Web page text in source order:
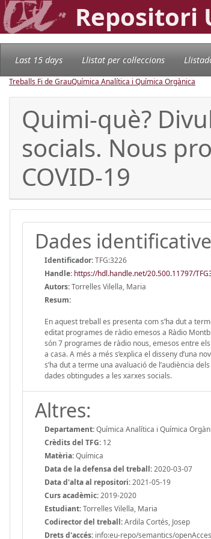
Repositori
Last 15 days Llistat per col·leccions
Treballs Fi de GrauQuímica Analítica i Química Orgànica
Quimi-què?
socials. Nous
COVID-19
Dades
Identificador:TFG:3226
Handle: https://hdl.handle.net/20.500.11797/
Autors:Torrelles Vilella, Maria
Resum:
En aquest treball es presenta com s’ha dut a
editat programes de ràdio emesos a Ràdio
són 7 programes de ràdio nous, emesos entre
a casa. A més a més s’explica el disseny d’una
s’ha dut a terme una avaluació de l’audiència
dades obtingudes a les xarxes socials.
Altres:
Departament:Química Analítica i Química
Crèdits del TFG: 12
Matèria:Química
Data de la defensa del treball:2020-03-07
Data d'alta al repositori:2021-05-19
Curs acadèmic:2019-2020
Estudiant:Torrelles Vilella, Maria
Codirector del treball:Ardila Cortés, Josep
Drets d'accés: info:eu-repo/semantics/